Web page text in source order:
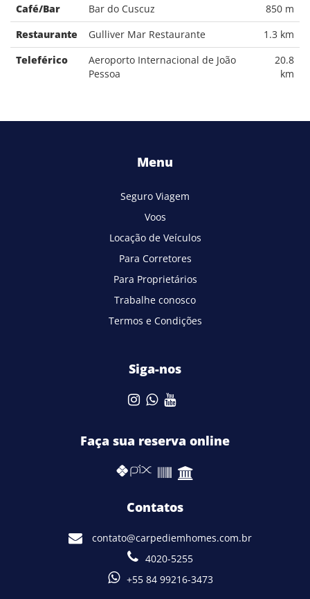
Café/Bar
Bar do Cuscuz
850 m
Restaurante
Gulliver Mar Restaurante
1.3 km
Teleférico
Aeroporto Internacional de João
Pessoa
20.8
km
Menu
Seguro Viagem
Voos
Locação de Veículos
Para Corretores
Para Proprietários
Trabalhe conosco
Termos e Condições
Siga-nos
Faça sua reserva online
Contatos
contato@carpediemhomes.com.br
4020-5255
+55 84 99216-3473